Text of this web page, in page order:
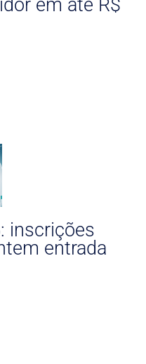
em até R$
inscrições
entrada